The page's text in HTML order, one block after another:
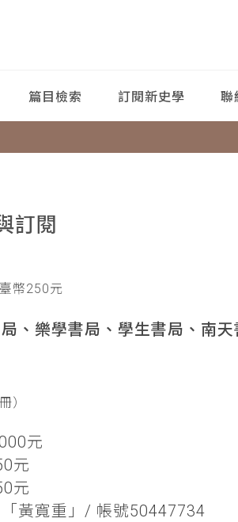
篇目檢索 訂閱新史學 聯
訂閱
幣250元
、樂學書局、學生書局、南天
）
元
元
元
黃寬重」/ 帳號50447734